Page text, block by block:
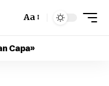
Aa
Capa»